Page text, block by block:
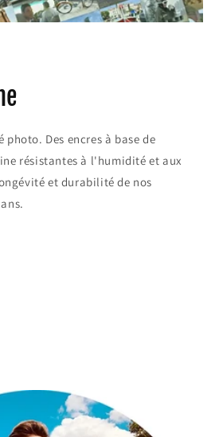
Des encres à base de
résistantes à l'humidité et aux
et durabilité de nos